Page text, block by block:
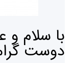
با سلام
دوست